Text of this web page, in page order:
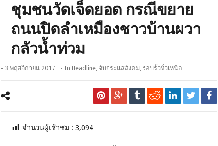
ชุมชนวัดเจ็ดยอด กรณีขยาย
ถนนปิดลำเหมืองชาวบ้านผวา
กลัวน้ำท่วม
- 3 พฤศจิกายน 2017 - InHeadline, จับกระแสสังคม, รอบรั้วทั่วเหนือ
จำนวนผู้เช้าชม :3,094